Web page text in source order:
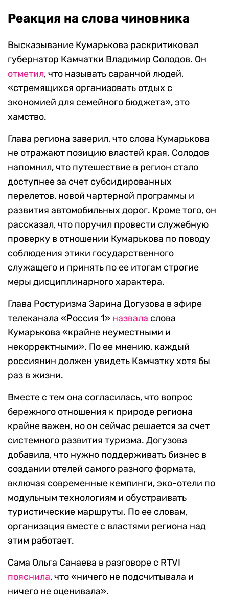
Реакция на слова чиновника
Высказывание Кумарькова раскритиковал
губернатор Камчатки Владимир Солодов. Он
отметил, что называть саранчой людей,
«стремящихся организовать отдых с
экономией для семейного бюджета», это
хамство.
Глава региона заверил, что слова Кумарькова
не отражают позицию властей края. Солодов
напомнил, что путешествие в регион стало
доступнее за счет субсидированных
перелетов, новой чартерной программы и
развития автомобильных дорог. Кроме того, он
рассказал, что поручил провести служебную
проверку в отношении Кумарькова по поводу
соблюдения этики государственного
служащего и принять по ее итогам строгие
меры дисциплинарного характера.
Глава Ростуризма Зарина Догузова в эфире
телеканала «Россия 1» назвала слова
Кумарькова «крайне неуместными и
некорректными». По ее мнению, каждый
россиянин должен увидеть Камчатку хотя бы
раз в жизни.
Вместе с тем она согласилась, что вопрос
бережного отношения к природе региона
крайне важен, но он сейчас решается за счет
системного развития туризма. Догузова
добавила, что нужно поддерживать бизнес в
создании отелей самого разного формата,
включая современные кемпинги, эко-отели по
модульным технологиям и обустраивать
туристические маршруты. По ее словам,
организация вместе с властями региона над
этим работает.
Сама Ольга Санаева в разговоре с RTVI
пояснила, что «ничего не подсчитывала и
ничего не оценивала».